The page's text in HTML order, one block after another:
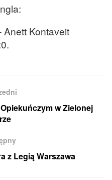
Anett Kontaveit
w Zielonej
z Legią Warszawa